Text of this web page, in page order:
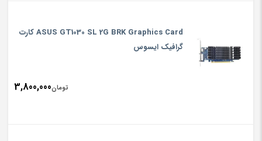
ASUS GT1030 SL 2G BRK Graphics Card کارت
گرافیک ایسوس
تومان3,800,000